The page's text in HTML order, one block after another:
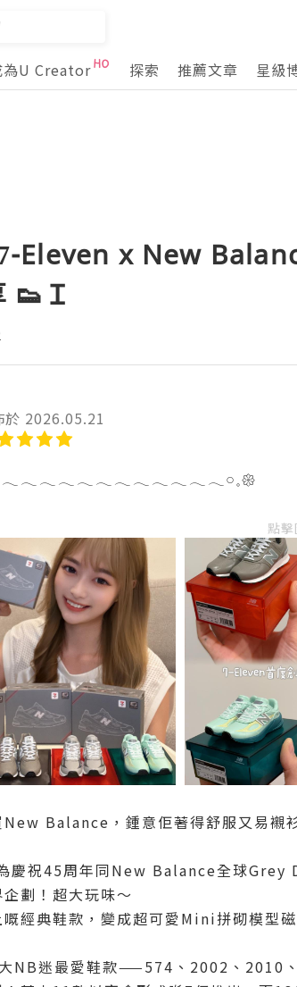
為U Creator 探索 推薦文章 星級
Eleven x New
👟Ｉ
於 2026.05.21
點
New Balance，鍾意佢著得舒服又易
慶祝45周年同New Balance全球Grey
劃！超大玩味～
經典鞋款，變成超可愛Mini拼砌模型磁
NB迷最愛鞋款——574、2002、2010